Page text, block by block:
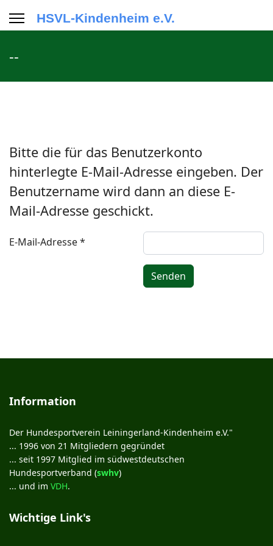
HSVL-Kindenheim e.V.
--
Bitte die für das Benutzerkonto
hinterlegte E-Mail-Adresse eingeben. Der
Benutzername wird dann an diese E-
Mail-Adresse geschickt.
E-Mail-Adresse*
Senden
Information
Der Hundesportverein Leiningerland-Kindenheim e.V."
... 1996 von 21 Mitgliedern gegründet
... seit 1997 Mitglied im südwestdeutschen
Hundesportverband (swhv)
... und im VDH.
Wichtige Link's